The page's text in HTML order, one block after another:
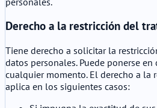
Derecho a la restricción del
Tiene derecho a solicitar la
datos personales. Puede ponerse
cualquier momento. El derecho a la
aplica en los siguientes casos: